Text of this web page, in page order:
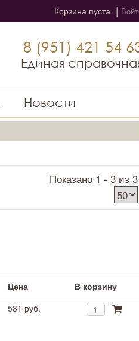
Корзина пуста |
8 (951) 421 54
Единая
Новости
Показано 1 - 3 из 3
Цена
В корзину
581 руб.